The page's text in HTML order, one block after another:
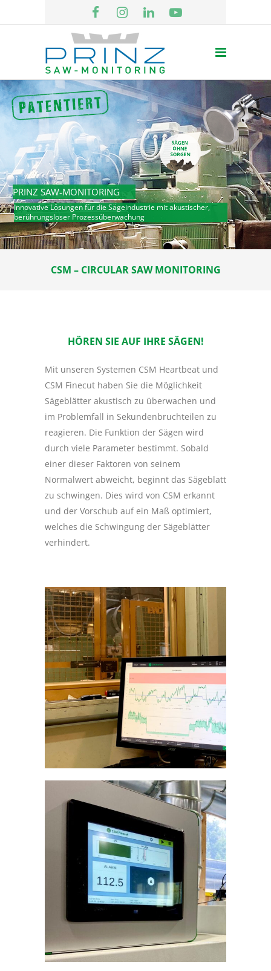
PRINZ SAW-MONITORING
Innovative Lösungen für die Sägeindustrie mit akustischer,
berührungsloser Prozessüberwachung
CSM – CIRCULAR SAW MONITORING
HÖREN SIE AUF IHRE SÄGEN!
Mit unseren Systemen CSM Heartbeat und
CSM Finecut haben Sie die Möglichkeit
Sägeblätter akustisch zu überwachen und
im Problemfall in Sekundenbruchteilen zu
reagieren. Die Funktion der Sägen wird
durch viele Parameter bestimmt. Sobald
einer dieser Faktoren von seinem
Normalwert abweicht, beginnt das Sägeblatt
zu schwingen. Dies wird von CSM erkannt
und der Vorschub auf ein Maß optimiert,
welches die Schwingung der Sägeblätter
verhindert.